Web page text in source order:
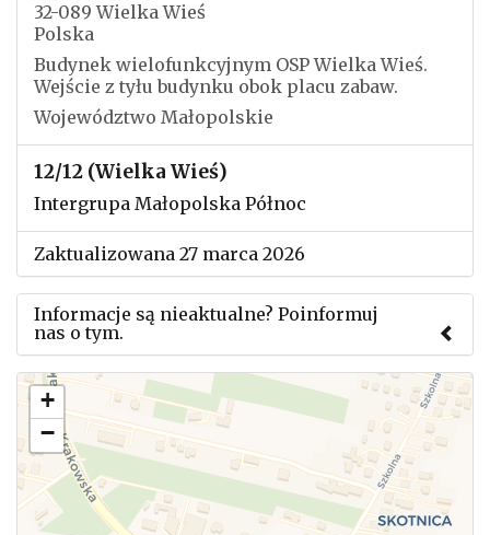
32-089 Wielka Wieś
Polska
Budynek wielofunkcyjnym OSP Wielka Wieś.
Wejście z tyłu budynku obok placu zabaw.
Województwo Małopolskie
12/12 (Wielka Wieś)
Intergrupa Małopolska Północ
Zaktualizowana 27 marca 2026
Informacje są nieaktualne? Poinformuj
nas o tym.
Użyj tego formularza aby przesłać informację o
zmianach w powyższym mityngu.
+
−